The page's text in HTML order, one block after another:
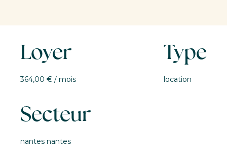
Loyer
364,00 € / mois
Type
location
Secteur
nantes nantes